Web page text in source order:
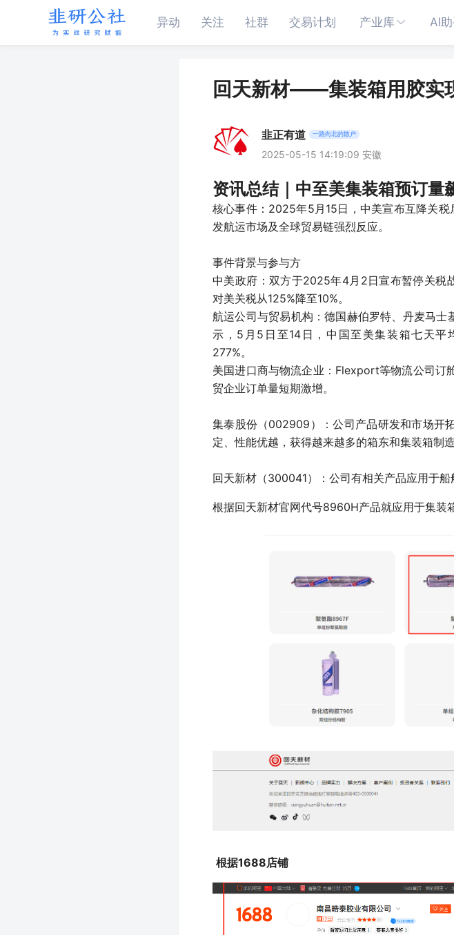
异动 关注 社群 交易计划 产业库 AI
回天新材——集装箱用胶实
韭正有道 一路向北的散户
2025-05-15 14:19:09 安徽
资讯总结｜中至美集装箱预订量
核心事件：2025年5月15日，中美宣布互降关
发航运市场及全球贸易链强烈反应。
事件背景与参与方
中美政府：双方于2025年4月2日宣布暂停关税
对美关税从125%降至10%。
航运公司与贸易机构：德国赫伯罗特、丹麦马
示，5月5日至14日，中国至美集装箱七天
277%。
美国进口商与物流企业：Flexport等物流公司订
贸企业订单量短期激增。
集泰股份（002909）：公司产品研发和市场开
定、性能优越，获得越来越多的箱东和集装箱制
回天新材（300041）：公司有相关产品应用于船
根据回天新材官网代号8960H产品就应用于集装
根据1688店铺